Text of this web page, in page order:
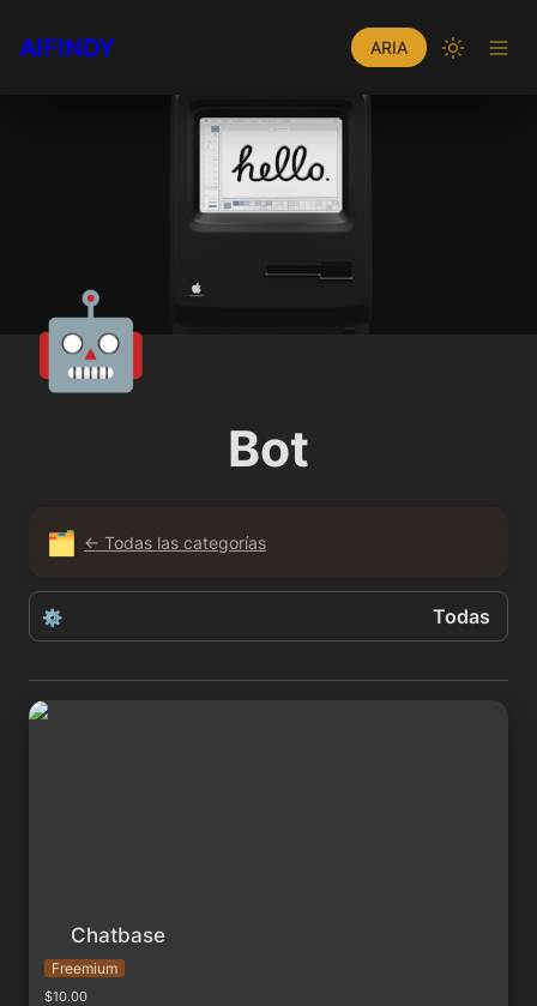
AIFINDY ARIA
🤖
Bot
🗂️ ← Todas las categorías
⚙️ Todas
Todas
Chatbase
Chatbase
Freemium
$10.00